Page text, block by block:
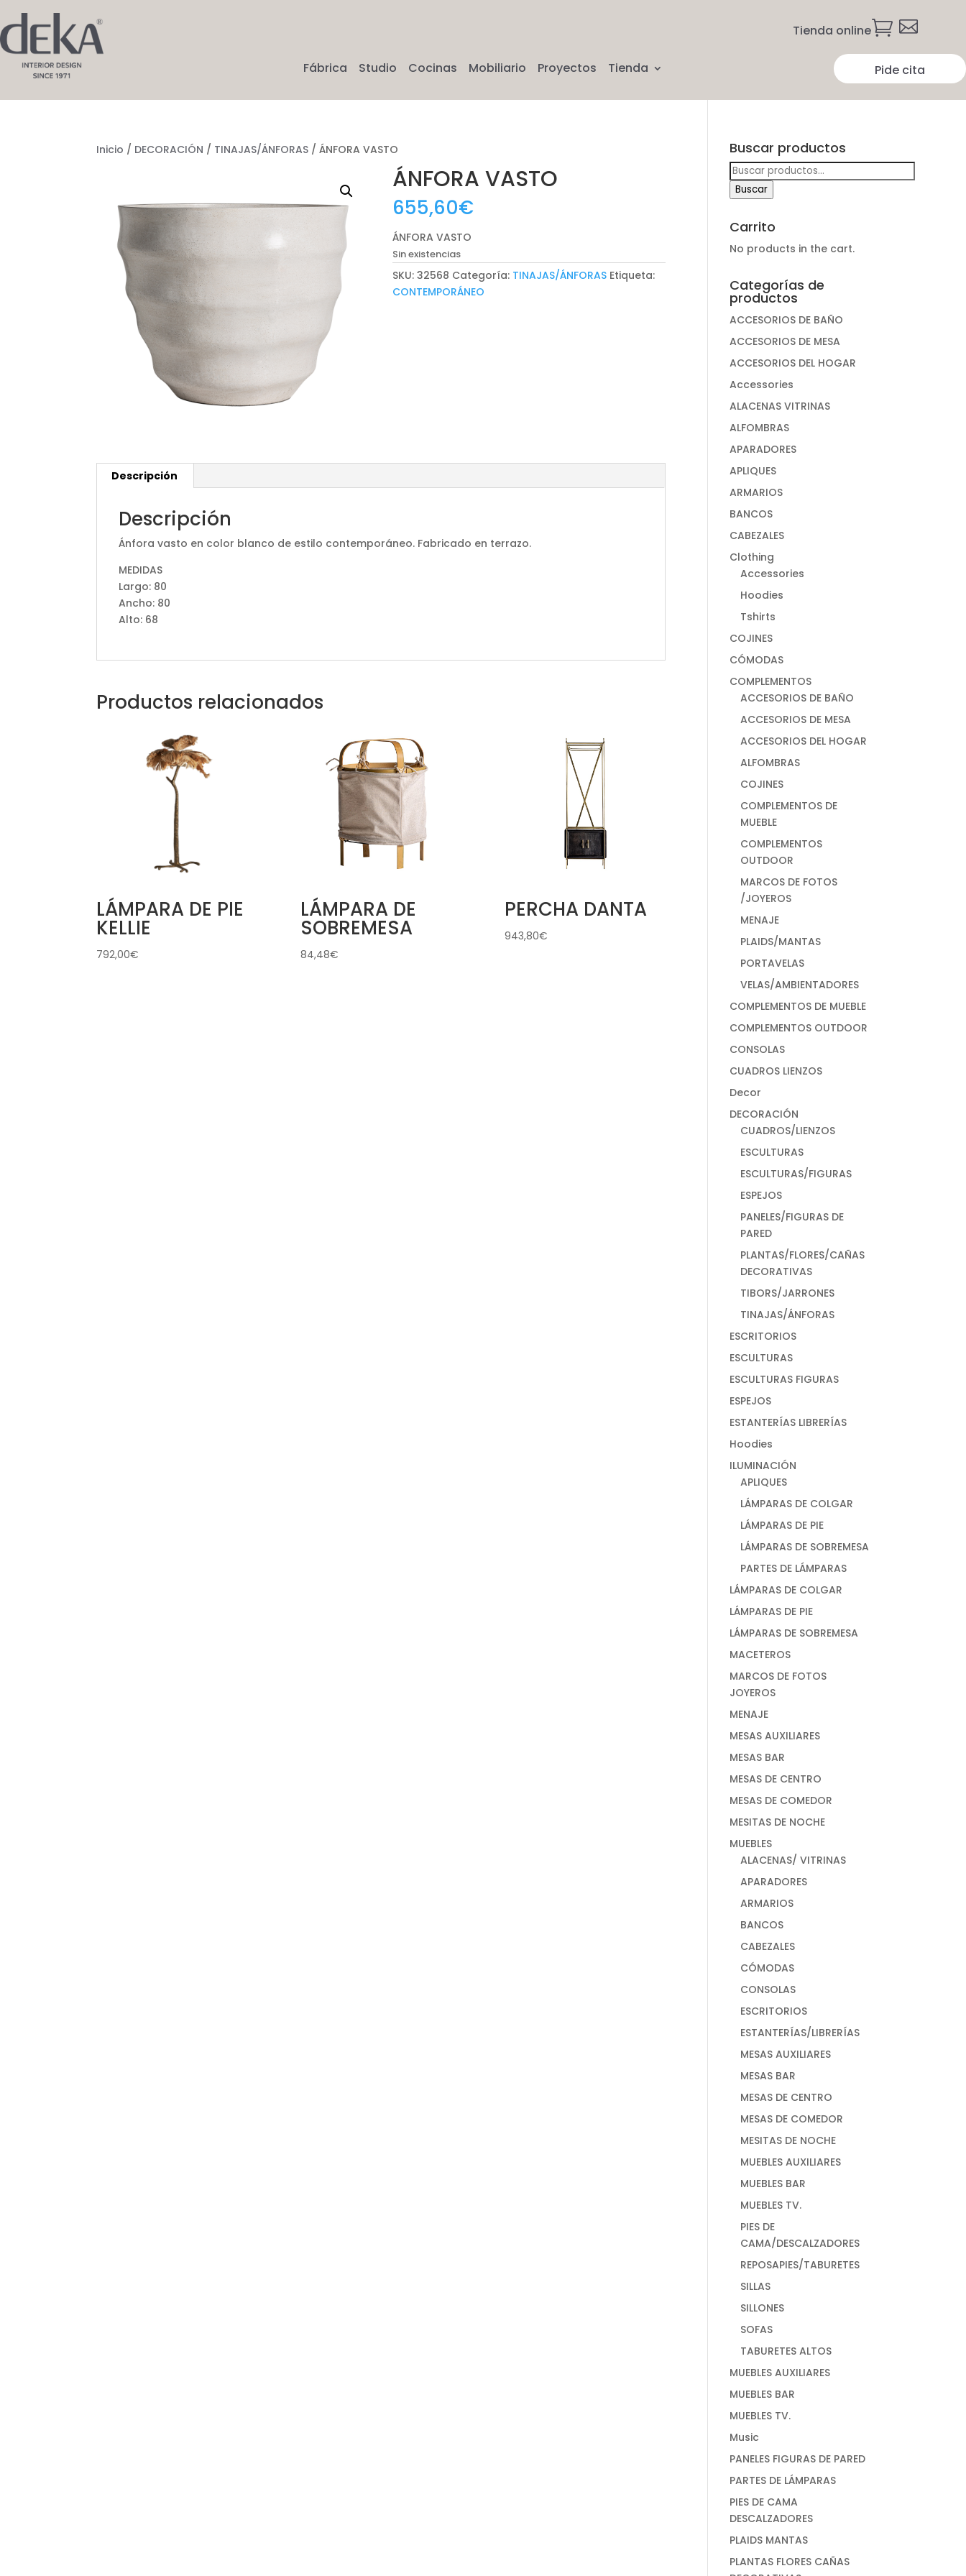
Tienda online 
Fábrica Studio Cocinas Mobiliario Proyectos Tienda Pide cita
Inicio / DECORACIÓN / TINAJAS/ÁNFORAS / ÁNFORA VASTO
ÁNFORA VASTO
655,60€
ÁNFORA VASTO
Sin existencias
SKU:32568 Categoría: TINAJAS/ÁNFORAS Etiqueta:
CONTEMPORÁNEO
Descripción
Descripción
Ánfora vasto en color blanco de estilo contemporáneo. Fabricado en terrazo.
MEDIDAS
Largo: 80
Ancho: 80
Alto: 68
Productos relacionados
LÁMPARA DE PIE
KELLIE
792,00€
LÁMPARA DE
SOBREMESA
84,48€
PERCHA DANTA
943,80€
Buscar productos
Buscar
por:
Buscar
Carrito
No products in the cart.
Categorías de
productos
ACCESORIOS DE BAÑO
ACCESORIOS DE MESA
ACCESORIOS DEL HOGAR
Accessories
ALACENAS VITRINAS
ALFOMBRAS
APARADORES
APLIQUES
ARMARIOS
BANCOS
CABEZALES
Clothing
Accessories
Hoodies
Tshirts
COJINES
CÓMODAS
COMPLEMENTOS
ACCESORIOS DE BAÑO
ACCESORIOS DE MESA
ACCESORIOS DEL HOGAR
ALFOMBRAS
COJINES
COMPLEMENTOS DE
MUEBLE
COMPLEMENTOS
OUTDOOR
MARCOS DE FOTOS
/JOYEROS
MENAJE
PLAIDS/MANTAS
PORTAVELAS
VELAS/AMBIENTADORES
COMPLEMENTOS DE MUEBLE
COMPLEMENTOS OUTDOOR
CONSOLAS
CUADROS LIENZOS
Decor
DECORACIÓN
CUADROS/LIENZOS
ESCULTURAS
ESCULTURAS/FIGURAS
ESPEJOS
PANELES/FIGURAS DE
PARED
PLANTAS/FLORES/CAÑAS
DECORATIVAS
TIBORS/JARRONES
TINAJAS/ÁNFORAS
ESCRITORIOS
ESCULTURAS
ESCULTURAS FIGURAS
ESPEJOS
ESTANTERÍAS LIBRERÍAS
Hoodies
ILUMINACIÓN
APLIQUES
LÁMPARAS DE COLGAR
LÁMPARAS DE PIE
LÁMPARAS DE SOBREMESA
PARTES DE LÁMPARAS
LÁMPARAS DE COLGAR
LÁMPARAS DE PIE
LÁMPARAS DE SOBREMESA
MACETEROS
MARCOS DE FOTOS
JOYEROS
MENAJE
MESAS AUXILIARES
MESAS BAR
MESAS DE CENTRO
MESAS DE COMEDOR
MESITAS DE NOCHE
MUEBLES
ALACENAS/ VITRINAS
APARADORES
ARMARIOS
BANCOS
CABEZALES
CÓMODAS
CONSOLAS
ESCRITORIOS
ESTANTERÍAS/LIBRERÍAS
MESAS AUXILIARES
MESAS BAR
MESAS DE CENTRO
MESAS DE COMEDOR
MESITAS DE NOCHE
MUEBLES AUXILIARES
MUEBLES BAR
MUEBLES TV.
PIES DE
CAMA/DESCALZADORES
REPOSAPIES/TABURETES
SILLAS
SILLONES
SOFAS
TABURETES ALTOS
MUEBLES AUXILIARES
MUEBLES BAR
MUEBLES TV.
Music
PANELES FIGURAS DE PARED
PARTES DE LÁMPARAS
PIES DE CAMA
DESCALZADORES
PLAIDS MANTAS
PLANTAS FLORES CAÑAS